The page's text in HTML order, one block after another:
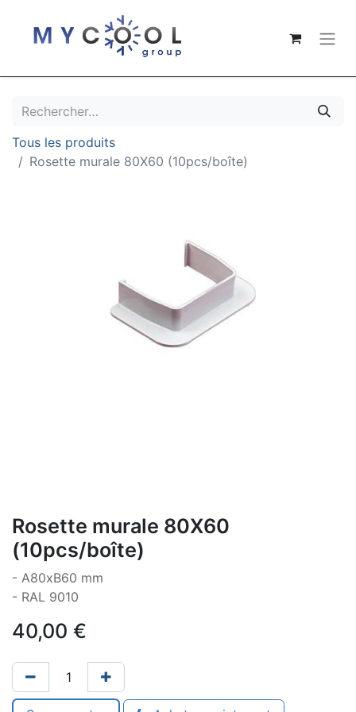
Tous les produits
Rosette murale 80X60 (10pcs/boîte)
Rosette murale 80X60
(10pcs/boîte)
- A80xB60 mm
- RAL 9010
40,00 €